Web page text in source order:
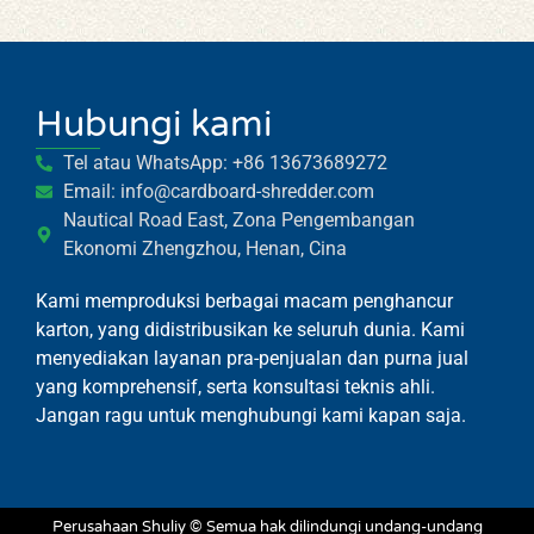
Hubungi kami
Tel atau WhatsApp: +86 13673689272
Email: info@cardboard-shredder.com
Nautical Road East, Zona Pengembangan
Ekonomi Zhengzhou, Henan, Cina
Kami memproduksi berbagai macam penghancur
karton, yang didistribusikan ke seluruh dunia. Kami
menyediakan layanan pra-penjualan dan purna jual
yang komprehensif, serta konsultasi teknis ahli.
Jangan ragu untuk menghubungi kami kapan saja.
Perusahaan Shuliy © Semua hak dilindungi undang-undang